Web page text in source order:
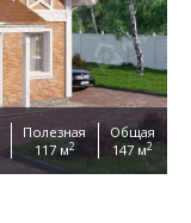
Полезная
117 м2
Общая
147 м2